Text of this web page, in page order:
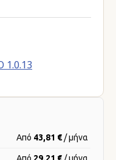
Από 43,81 € / μήνα